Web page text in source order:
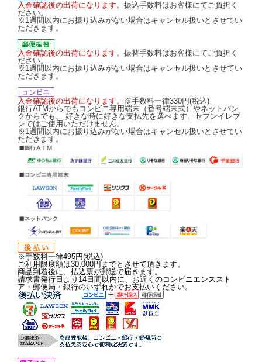
入金確認後の出荷になります。 振込手数料はお客様にてご負担く
ださい。
※1週間以内にお振り込みがない場合はキャンセル扱いとさせてい
ただきます。
入金確認後の出荷になります。 振替手数料はお客様にてご負担く
ださい。
※1週間以内にお振り込みがない場合はキャンセル扱いとさせてい
ただきます。
入金確認後の出荷になります。
※手数料一律330円(税込)
銀行ATMからでもコンビニ専用端末（番号端末式）やネットバン
クからでも、 好きな時に好きな支払先を選べます。セブンイレブ
ンではご使用いただけません。
※1週間以内にお振り込みがない場合はキャンセル扱いとさせてい
ただきます。
※手数料一律495円(税込)
ご利用限度額は30,000円までとさせて頂きます。
商品到着後に、払込票が郵送で届きます。
請求書発行日より14日間以内に、お近くのコンビニエンススト
ア・郵便局・銀行のいずれかでお支払いください。